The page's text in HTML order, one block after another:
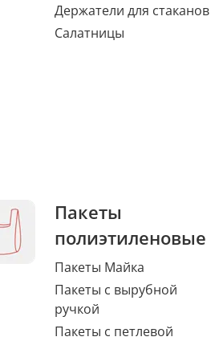
Держатели для стаканов
Салатницы
Пакеты
полиэтиленовые
Пакеты Майка
Пакеты с вырубной
ручкой
Пакеты с петлевой